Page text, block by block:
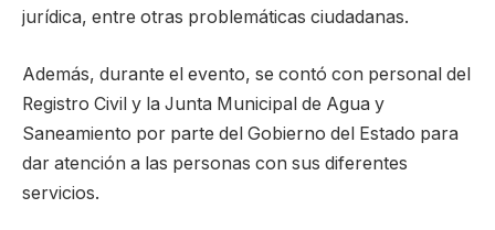
jurídica, entre otras problemáticas ciudadanas.
Además, durante el evento, se contó con personal del
Registro Civil y la Junta Municipal de Agua y
Saneamiento por parte del Gobierno del Estado para
dar atención a las personas con sus diferentes
servicios.